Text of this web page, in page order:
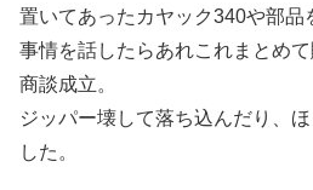
置いてあったカヤック340や部品
事情を話したらあれこれまとめ
商談成立。
ジッパー壊して落ち込んだり、
した。